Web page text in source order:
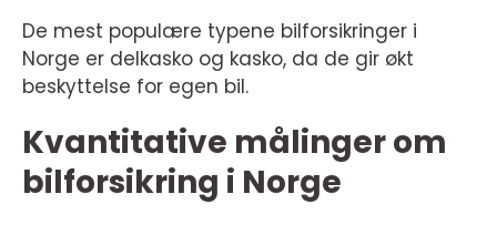
De mest populære typene bilforsikringer i
Norge er delkasko og kasko, da de gir økt
beskyttelse for egen bil.
Kvantitative målinger om
bilforsikring i Norge